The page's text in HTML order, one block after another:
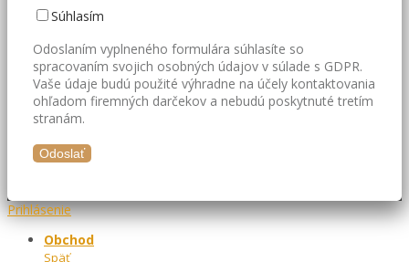
Súhlasím
Odoslaním vyplneného formulára súhlasíte so
spracovaním svojich osobných údajov v súlade s GDPR.
Vaše údaje budú použité výhradne na účely kontaktovania
ohľadom firemných darčekov a nebudú poskytnuté tretím
stranám.
Prihlásenie
Obchod
Späť